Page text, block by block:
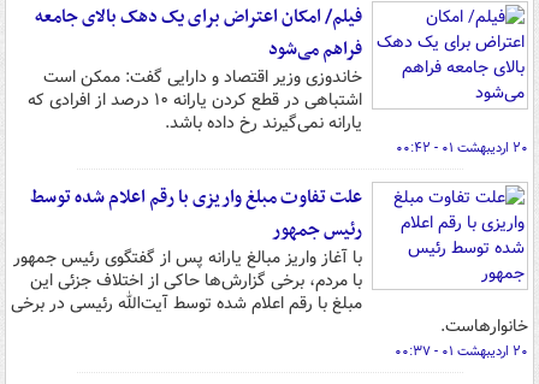
فیلم/ امکان اعتراض برای یک دهک بالای جامعه
فراهم می‌شود
خاندوزی وزیر اقتصاد و دارایی گفت: ممکن است
اشتباهی در قطع کردن یارانه ۱۰ درصد از افرادی که
یارانه نمی‌گیرند رخ داده باشد.
۲۰ اردیبهشت ۰۱ - ۰۰:۴۲
علت تفاوت مبلغ واریزی با رقم اعلام شده توسط
رئیس جمهور
با آغاز واریز مبالغ یارانه پس از گفتگوی رئیس جمهور
با مردم، برخی گزارش‌ها حاکی از اختلاف جزئی این
مبلغ با رقم اعلام شده توسط آیت‌الله رئیسی در برخی
خانوارهاست.
۲۰ اردیبهشت ۰۱ - ۰۰:۳۷